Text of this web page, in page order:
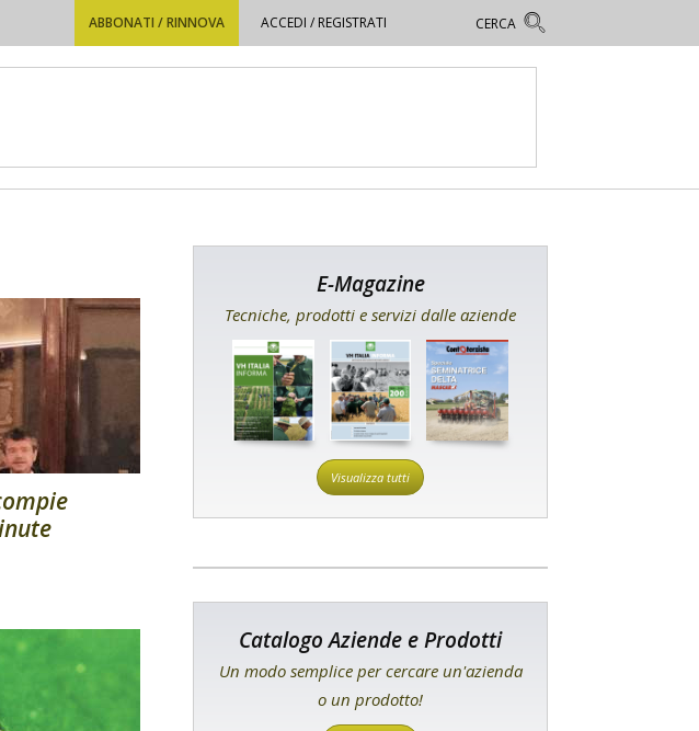
ABBONATI / RINNOVA ACCEDI / REGISTRATI
E-Magazine
Tecniche, prodotti e servizi dalle aziende
Visualizza tutti
Catalogo Aziende e Prodotti
Un modo semplice per cercare un'azienda
o un prodotto!